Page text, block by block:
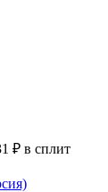
₽ в сплит